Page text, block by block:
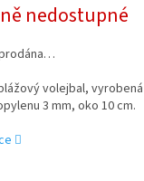
nedostupné
volejbal,
3 mm, oko 10 cm.